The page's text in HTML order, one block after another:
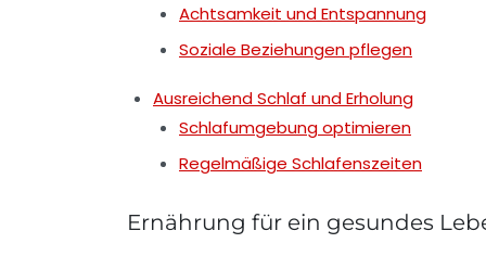
Achtsamkeit und Entspannung
Soziale Beziehungen pflegen
Ausreichend Schlaf und Erholung
Schlafumgebung optimieren
Regelmäßige Schlafenszeiten
Ernährung für ein gesundes